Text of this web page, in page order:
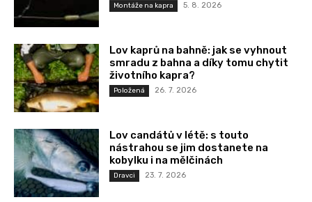
Montáže na kapra 5. 8. 2026
Lov kaprů na bahně: jak se vyhnout
smradu z bahna a díky tomu chytit
životního kapra?
Položená 26. 7. 2026
Lov candátů v létě: s touto
nástrahou se jim dostanete na
kobylku i na mělčinách
Dravci 23. 7. 2026